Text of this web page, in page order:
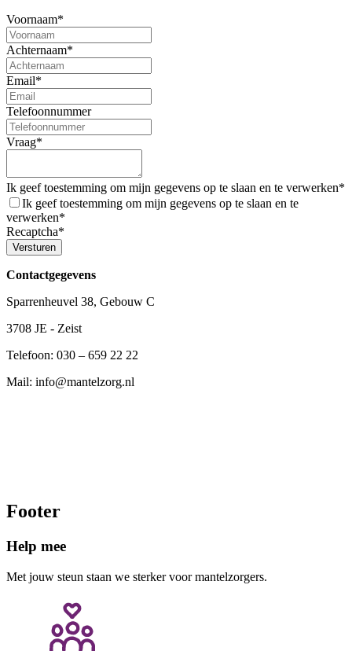
Voornaam*
Achternaam*
Email*
Telefoonnummer
Vraag*
Ik geef toestemming om mijn gegevens op te slaan en te verwerken*
Ik geef toestemming om mijn gegevens op te slaan en te
verwerken*
Recaptcha*
Versturen
Contactgegevens
Sparrenheuvel 38, Gebouw C
3708 JE - Zeist
Telefoon: 030 – 659 22 22
Mail: info@mantelzorg.nl
Footer
Help mee
Met jouw steun staan we sterker voor mantelzorgers.